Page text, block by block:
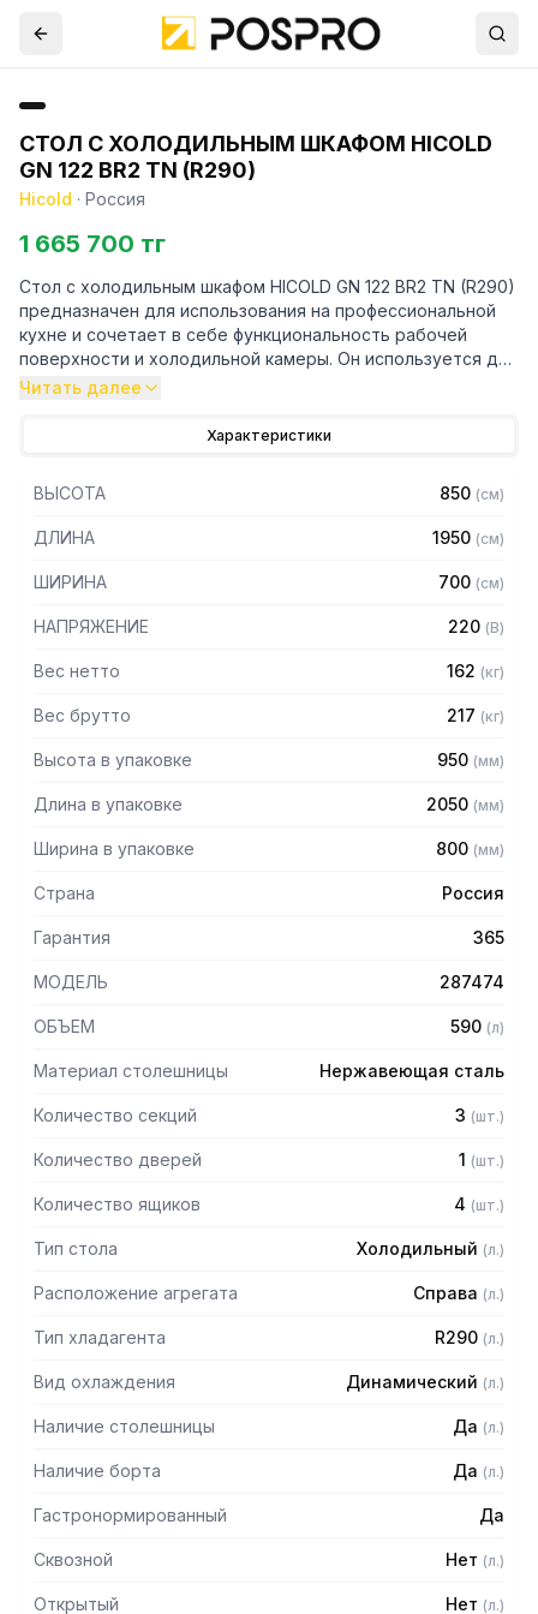
СТОЛ С ХОЛОДИЛЬНЫМ ШКАФОМ HICOLD
GN 122 BR2 TN (R290)
Hicold · Россия
1 665 700 тг
Стол с холодильным шкафом HICOLD GN 122 BR2 TN (R290)
предназначен для использования на профессиональной
кухне и сочетает в себе функциональность рабочей
поверхности и холодильной камеры. Он используется для
приготовления и хранения пищевых полуфабрикатов.
столешницу, трехсекционную холодильную камеру.
использование стола с холодильным шкафом HICOLD GN
122 BR2 TN (R290) сэкономит пространство кухни, а также
станет незаменимым при приготовлении и хранении
широкого ассортимента блюд и полуфабрикатов.
Технические характеристики:
— Материал корпуса: нержавеющая сталь
— Оттайка: автоматическая
— Размер полок:530х325 мм (GN 1/1)
— Толщина столешницы: 50 мм
— Высота борта: 50 мм
Регулируемые по высоте ножки, автоматические
легкозаменяемые магнитные уплотнители.
Читать далее
Характеристики
ВЫСОТА 850 (см)
ДЛИНА 1950 (см)
ШИРИНА 700 (см)
НАПРЯЖЕНИЕ 220 (В)
Вес нетто 162 (кг)
Вес брутто 217 (кг)
Высота в упаковке 950 (мм)
Длина в упаковке 2050 (мм)
Ширина в упаковке 800 (мм)
Страна Россия
Гарантия 365
МОДЕЛЬ 287474
ОБЪЕМ 590 (л)
Материал столешницы Нержавеющая сталь
Количество секций 3 (шт.)
Количество дверей 1 (шт.)
Количество ящиков 4 (шт.)
Тип стола Холодильный (л.)
Расположение агрегата Справа (л.)
Тип хладагента R290 (л.)
Вид охлаждения Динамический (л.)
Наличие столешницы Да (л.)
Наличие борта Да (л.)
Гастронормированный Да
Сквозной Нет (л.)
Открытый Нет (л.)